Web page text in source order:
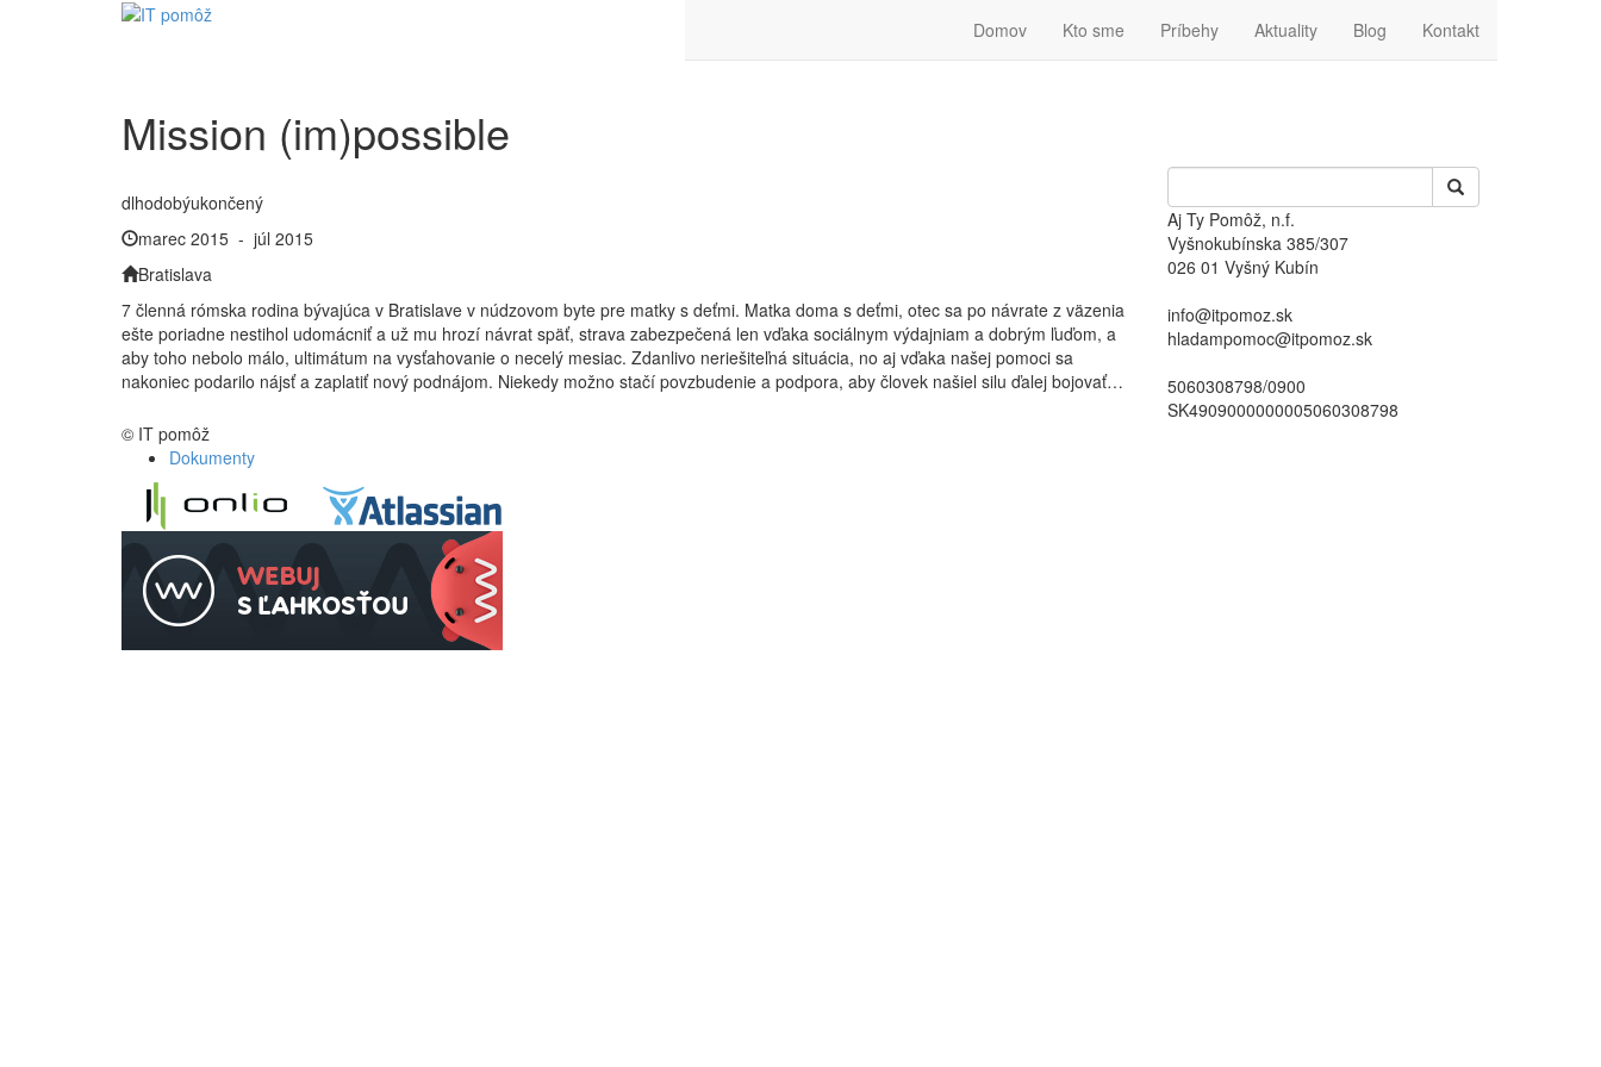
Domov Kto sme Príbehy Aktuality Blog Kontakt
Mission (im)possible
dlhodobýukončený
marec 2015 - júl 2015
Bratislava
7 členná rómska rodina bývajúca v Bratislave v núdzovom byte pre matky s deťmi. Matka doma s deťmi, otec sa po návrate z väzenia
ešte poriadne nestihol udomácniť a už mu hrozí návrat späť, strava zabezpečená len vďaka sociálnym výdajniam a dobrým ľuďom, a
aby toho nebolo málo, ultimátum na vysťahovanie o necelý mesiac. Zdanlivo neriešiteľná situácia, no aj vďaka našej pomoci sa
nakoniec podarilo nájsť a zaplatiť nový podnájom. Niekedy možno stačí povzbudenie a podpora, aby človek našiel silu ďalej bojovať…
Aj Ty Pomôž, n.f.
Vyšnokubínska 385/307
026 01 Vyšný Kubín
info@itpomoz.sk
hladampomoc@itpomoz.sk
5060308798/0900
SK4909000000005060308798
© IT pomôž
Dokumenty